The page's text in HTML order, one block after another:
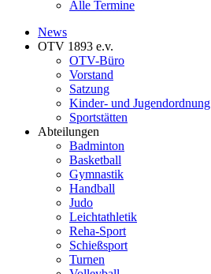
Alle Termine
News
OTV 1893 e.v.
OTV-Büro
Vorstand
Satzung
Kinder- und Jugendordnung
Sportstätten
Abteilungen
Badminton
Basketball
Gymnastik
Handball
Judo
Leichtathletik
Reha-Sport
Schießsport
Turnen